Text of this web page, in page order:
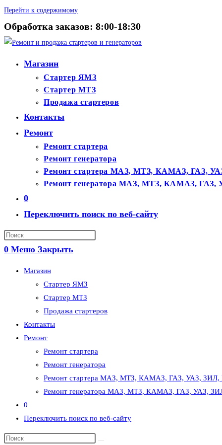
Перейти к содержимому
Обработка заказов: 8:00-18:30
Магазин
Стартер ЯМЗ
Стартер МТЗ
Продажа стартеров
Контакты
Ремонт
Ремонт стартера
Ремонт генератора
Ремонт стартера МАЗ, МТЗ, КАМАЗ, ГАЗ,
Ремонт генератора МАЗ, МТЗ, КАМАЗ,
0
Переключить поиск по веб-сайту
0 Меню Закрыть
Магазин
Стартер ЯМЗ
Стартер МТЗ
Продажа стартеров
Контакты
Ремонт
Ремонт стартера
Ремонт генератора
Ремонт стартера МАЗ, МТЗ, КАМАЗ, ГАЗ, УАЗ,
Ремонт генератора МАЗ, МТЗ, КАМАЗ, ГАЗ, УАЗ,
0
Переключить поиск по веб-сайту